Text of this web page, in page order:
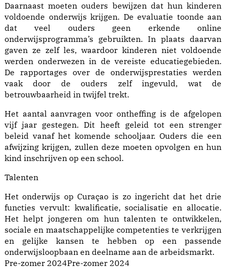
Daarnaast moeten ouders bewijzen dat hun kinderen
voldoende onderwijs krijgen. De evaluatie toonde aan
dat veel ouders geen erkende online
onderwijsprogramma’s gebruikten. In plaats daarvan
gaven ze zelf les, waardoor kinderen niet voldoende
werden onderwezen in de vereiste educatiegebieden.
De rapportages over de onderwijsprestaties werden
vaak door de ouders zelf ingevuld, wat de
betrouwbaarheid in twijfel trekt.
Het aantal aanvragen voor ontheffing is de afgelopen
vijf jaar gestegen. Dit heeft geleid tot een strenger
beleid vanaf het komende schooljaar. Ouders die een
afwijzing krijgen, zullen deze moeten opvolgen en hun
kind inschrijven op een school.
Talenten
Het onderwijs op Curaçao is zo ingericht dat het drie
functies vervult: kwalificatie, socialisatie en allocatie.
Het helpt jongeren om hun talenten te ontwikkelen,
sociale en maatschappelijke competenties te verkrijgen
en gelijke kansen te hebben op een passende
onderwijsloopbaan en deelname aan de arbeidsmarkt.
Pre-zomer 2024Pre-zomer 2024